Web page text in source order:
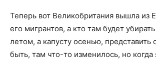
Теперь вот Великобритания вышла из
его мигрантов, а кто там будет
летом, а капусту осенью,
быть, там что-то изменилось, но когда